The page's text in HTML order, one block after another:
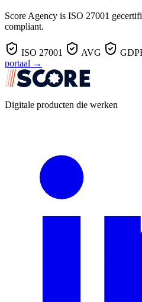
Score Agency is ISO 27001
compliant.
ISO 27001 AVG
portaal →
Digitale producten die werken